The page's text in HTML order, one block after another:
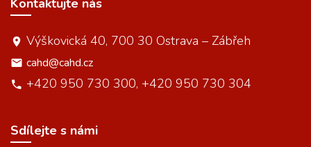
Kontaktujte nás
Výškovická 40, 700 30 Ostrava – Zábřeh
cahd@cahd.cz
+420 950 730 300, +420 950 730 304
Sdílejte s námi